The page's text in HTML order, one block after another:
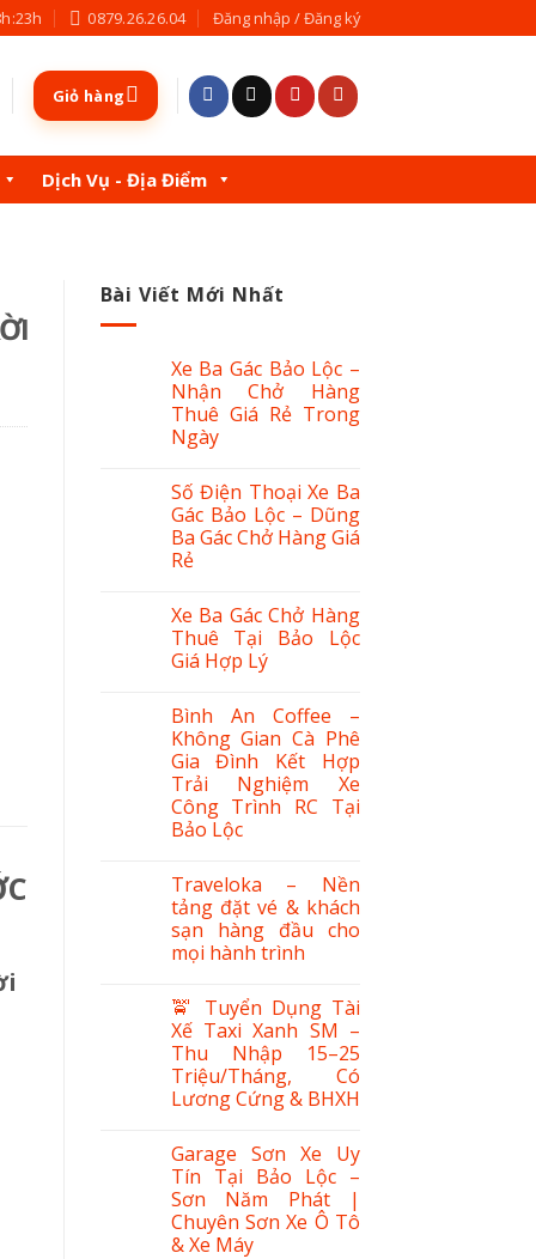
0879.26.26.04 Đăng nhập / Đăng ký
Giỏ hàng
Dịch Vụ - Địa Điểm
Bài Viết Mới Nhất
Xe Ba Gác Bảo Lộc –
Nhận Chở Hàng
Thuê Giá Rẻ Trong
Ngày
Số Điện Thoại Xe Ba
Gác Bảo Lộc – Dũng
Ba Gác Chở Hàng Giá
Rẻ
Xe Ba Gác Chở Hàng
Thuê Tại Bảo Lộc
Giá Hợp Lý
Bình An Coffee –
Không Gian Cà Phê
Gia Đình Kết Hợp
Trải Nghiệm Xe
Công Trình RC Tại
Bảo Lộc
Traveloka – Nền
tảng đặt vé & khách
sạn hàng đầu cho
mọi hành trình
🚖 Tuyển Dụng Tài
Xế Taxi Xanh SM –
Thu Nhập 15–25
Triệu/Tháng, Có
Lương Cứng & BHXH
Garage Sơn Xe Uy
Tín Tại Bảo Lộc –
Sơn Năm Phát |
Chuyên Sơn Xe Ô Tô
& Xe Máy